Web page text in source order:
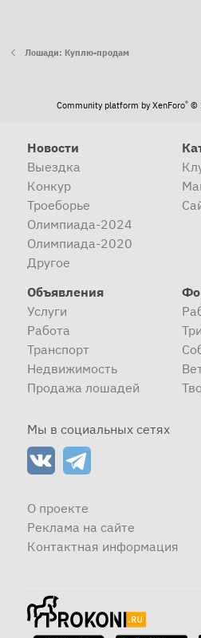
Лошади: Куплю-продам
Community platform by XenForo® ©
Новости
Выездка
Конкур
Троеборье
Олимпиада-2024
Олимпиада-2020
Другое
Объявления
Услуги
Работа
Транспорт
Недвижимость
Продажа лошадей
Мы в социальных сетях
О проекте
Реклама на сайте
Контактная информация